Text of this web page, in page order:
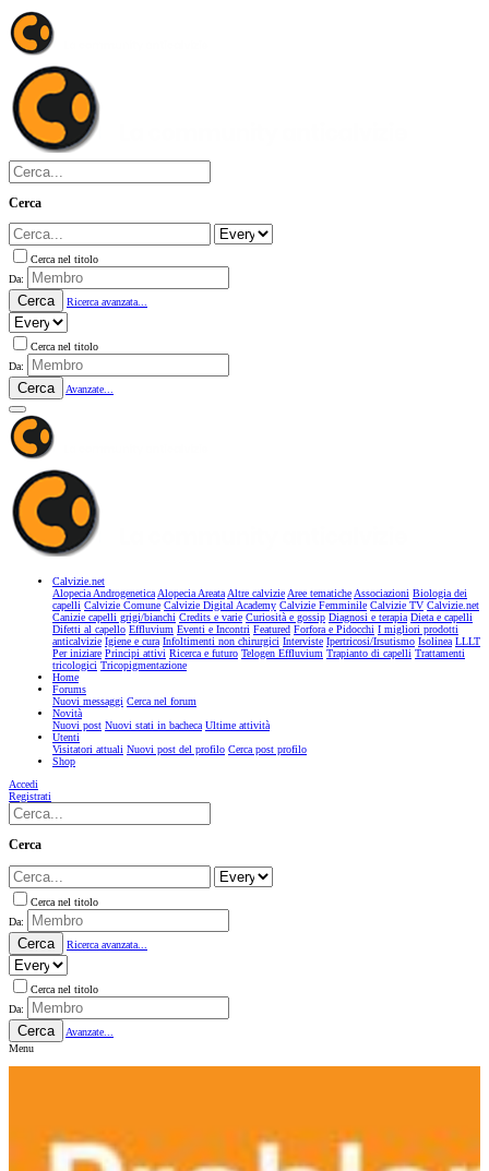
Cerca
Cerca nel titolo
Da:
Cerca Ricerca avanzata...
Cerca nel titolo
Da:
Cerca Avanzate...
Calvizie.net
Alopecia AndrogeneticaAlopecia AreataAltre calvizieAree tematicheAssociazioni Biologia dei
capelli Calvizie Comune Calvizie Digital Academy Calvizie Femminile Calvizie TV Calvizie.net
Canizie capelli grigi/bianchi Credits e varie Curiosità e gossip Diagnosi e terapia Dieta e capelli
Difetti al capello Effluvium Eventi e Incontri Featured Forfora e Pidocchi I migliori prodotti
anticalvizie Igiene e cura Infoltimenti non chirurgici Interviste Ipertricosi/Irsutismo Isolinea LLLT
Per iniziare Principi attivi Ricerca e futuro Telogen Effluvium Trapianto di capelli Trattamenti
tricologici Tricopigmentazione
Home
Forums
Nuovi messaggi Cerca nel forum
Novità
Nuovi post Nuovi stati in bacheca Ultime attività
Utenti
Visitatori attuali Nuovi post del profilo Cerca post profilo
Shop
Accedi
Registrati
Cerca
Cerca nel titolo
Da:
Cerca Ricerca avanzata...
Cerca nel titolo
Da:
Cerca
Avanzate...
Menu